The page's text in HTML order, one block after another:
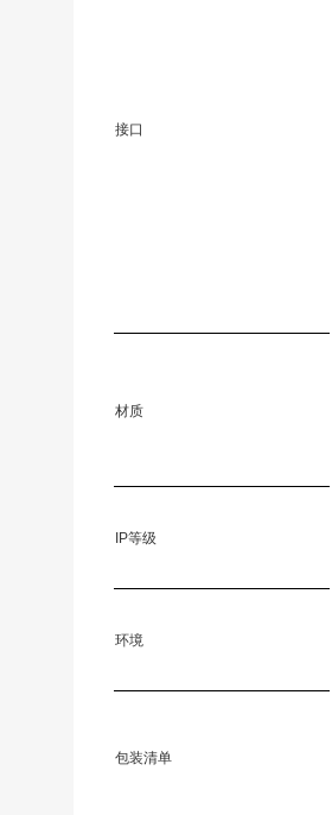
接口
材质
IP等级
环境
包装清单